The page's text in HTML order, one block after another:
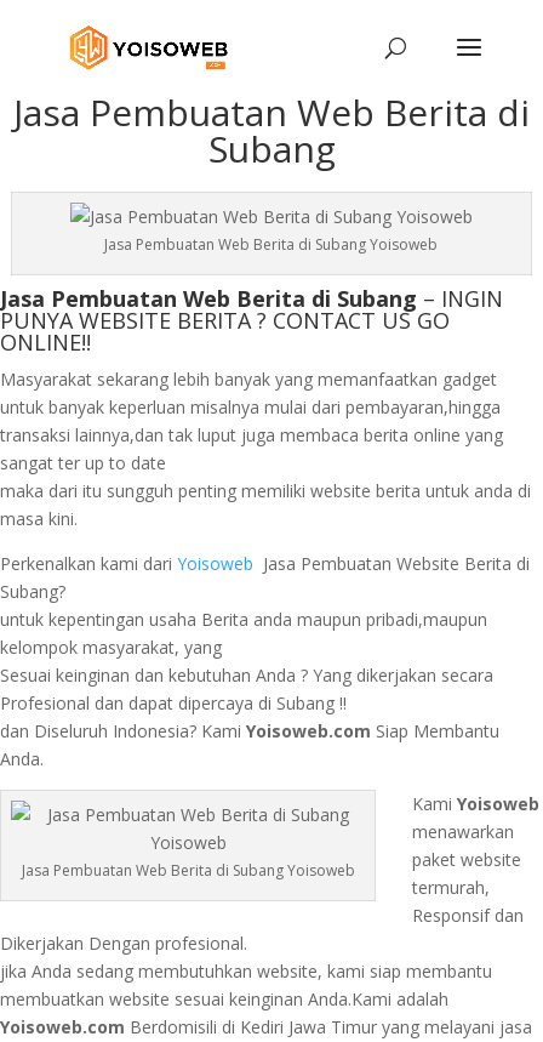
Jasa Pembuatan Web Berita di
Subang
Jasa Pembuatan Web Berita di Subang Yoisoweb
Jasa Pembuatan Web Berita di Subang – INGIN
PUNYA WEBSITE BERITA ? CONTACT US GO
ONLINE!!
Masyarakat sekarang lebih banyak yang memanfaatkan gadget
untuk banyak keperluan misalnya mulai dari pembayaran,hingga
transaksi lainnya,dan tak luput juga membaca berita online yang
sangat ter up to date
maka dari itu sungguh penting memiliki website berita untuk anda di
masa kini.
Perkenalkan kami dari Yoisoweb Jasa Pembuatan Website Berita di
Subang?
untuk kepentingan usaha Berita anda maupun pribadi,maupun
kelompok masyarakat, yang
Sesuai keinginan dan kebutuhan Anda ? Yang dikerjakan secara
Profesional dan dapat dipercaya di Subang !!
dan Diseluruh Indonesia? Kami Yoisoweb.com Siap Membantu
Anda.
Jasa Pembuatan Web Berita di Subang Yoisoweb
Kami Yoisoweb
menawarkan
paket website
termurah,
Responsif dan
Dikerjakan Dengan profesional.
jika Anda sedang membutuhkan website, kami siap membantu
membuatkan website sesuai keinginan Anda.Kami adalah
Yoisoweb.com Berdomisili di Kediri Jawa Timur yang melayani jasa